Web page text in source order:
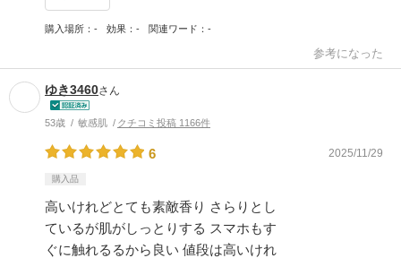
購入場所 - 効果 - 関連ワード -
参考になった
ゆき3460さん
53歳 敏感肌 クチコミ投稿 1166件
6 2025/11/29
購入品
高いけれどとても素敵香り さらりとし
ているが肌がしっとりする スマホもす
ぐに触れるるから良い 値段は高いけれ